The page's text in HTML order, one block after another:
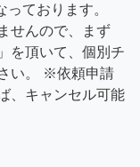
ております。
せんので、まず
を頂いて、個別チ
い。 ※依頼申請
、キャンセル可能